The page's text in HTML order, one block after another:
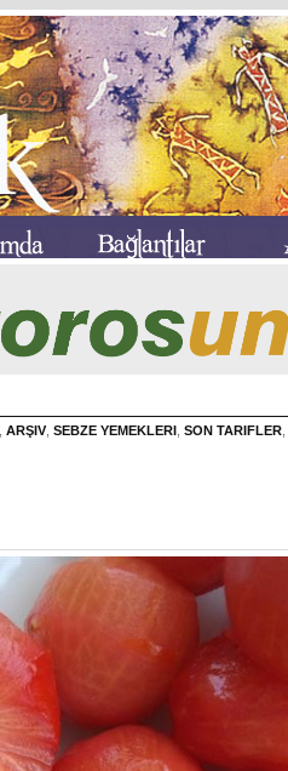
ARŞIV, SEBZE YEMEKLERI SON TARIFLER